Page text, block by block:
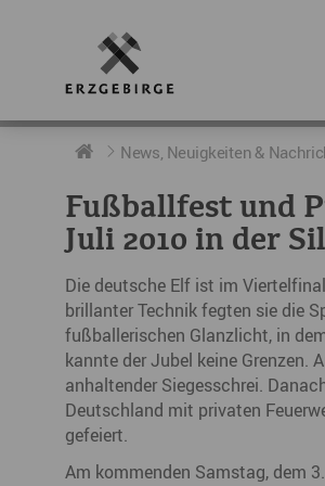
RUND UMS ERZGEBIRGE
Geschichte
Der Erzgebirgskreis
Städte im Erzgebirge
Erzgebirgskrimi
Fakten
AKTUELLES
Neuigkeiten
DIE BOTSCHAFTER
Botschafter im Überblick
News, Neuigkeiten &
Fußballfest und
Juli 2010 in der
Die deutsche Elf ist im
brillanter Technik fegten sie die
fußballerischen Glanzlicht, in
kannte der Jubel keine Grenzen.
anhaltender Siegesschrei.
Deutschland mit privaten
gefeiert.
Am kommenden Samstag, dem